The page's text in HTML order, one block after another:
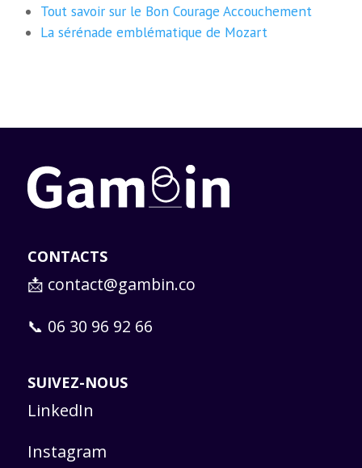
Tout savoir sur le Bon Courage Accouchement
La sérénade emblématique de Mozart
CONTACTS
📩 contact@gambin.co
📞 06 30 96 92 66
SUIVEZ-NOUS
LinkedIn
Instagram